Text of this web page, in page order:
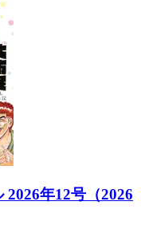
2026年12号（2026